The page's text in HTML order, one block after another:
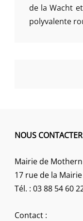
de la Wacht
polyvalente
NOUS CONTACTER
Mairie de Mothern
17 rue de la Mairie
Tél. : 03 88 54 60
Contact :